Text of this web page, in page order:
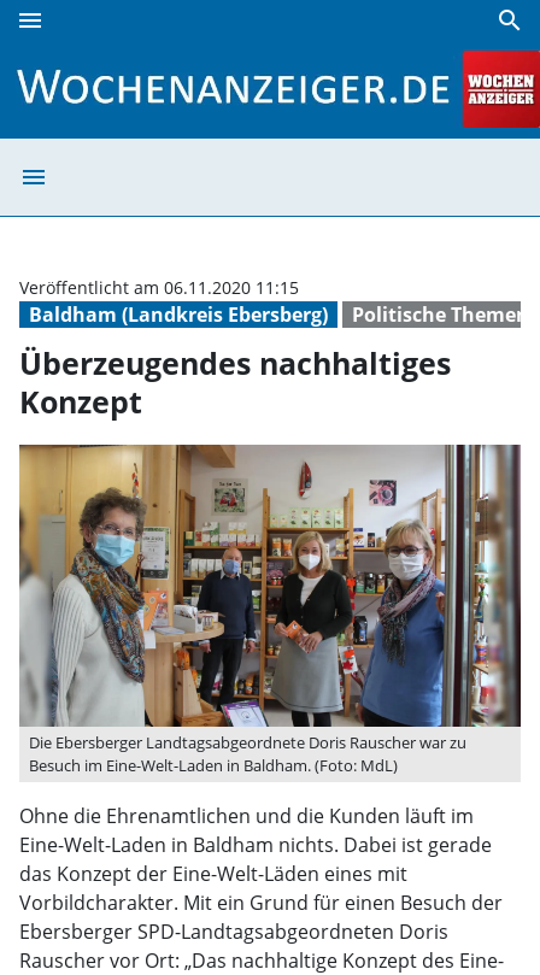
menu search
menu
Baldham (Landkreis Ebersberg) Politische Themen
Veröffentlicht am 06.11.2020 11:15
Überzeugendes nachhaltiges
Konzept
Die Ebersberger Landtagsabgeordnete Doris Rauscher war zu
Besuch im Eine-Welt-Laden in Baldham. (Foto: MdL)
Ohne die Ehrenamtlichen und die Kunden läuft im
Eine-Welt-Laden in Baldham nichts. Dabei ist gerade
das Konzept der Eine-Welt-Läden eines mit
Vorbildcharakter. Mit ein Grund für einen Besuch der
Ebersberger SPD-Landtagsabgeordneten Doris
Rauscher vor Ort: „Das nachhaltige Konzept des Eine-